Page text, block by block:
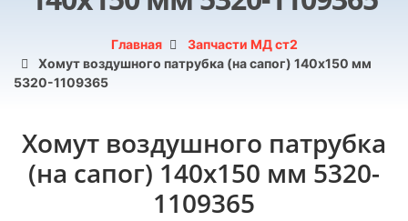
Главная
Запчасти МД ст2
Хомут воздушного патрубка (на сапог) 140х150 мм
5320-1109365
Хомут воздушного патрубка
(на сапог) 140х150 мм 5320-
1109365